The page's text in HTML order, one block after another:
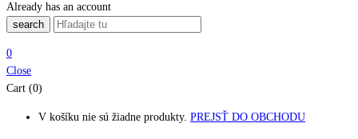
Already has an account
search
0
Close
Cart (0)
V košíku nie sú žiadne produkty. PREJSŤ DO OBCHODU